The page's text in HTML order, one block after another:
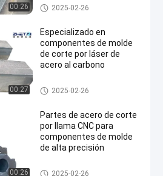
00:26 Placas de acero cortadas
2025-02-26
00:27
Especializado en
componentes de molde
de corte por láser de
acero al carbono
Placas de acero cortadas
2025-02-26
00:26
Partes de acero de corte
por llama CNC para
componentes de molde
de alta precisión
Placas de acero cortadas
2025-02-26